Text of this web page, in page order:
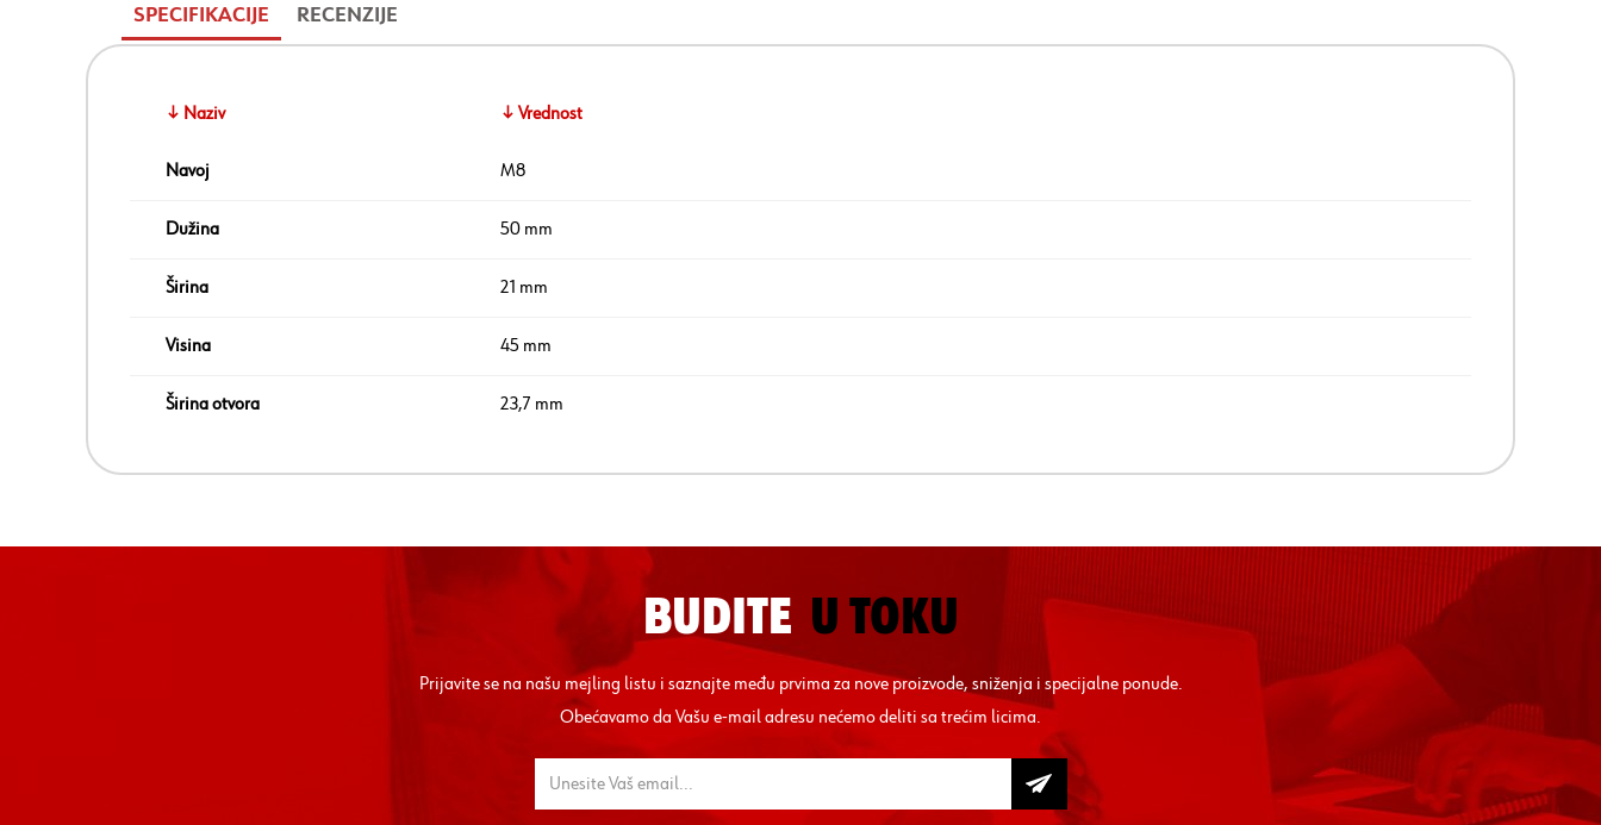
SPECIFIKACIJE RECENZIJE
↓ Naziv ↓ Vrednost
Navoj M8
Dužina 50 mm
Širina 21 mm
Visina 45 mm
Širina otvora 23,7 mm
BUDITE U TOKU
Prijavite se na našu mejling listu i saznajte među prvima za nove proizvode, sniženja i specijalne ponude.
Obećavamo da Vašu e-mail adresu nećemo deliti sa trećim licima.